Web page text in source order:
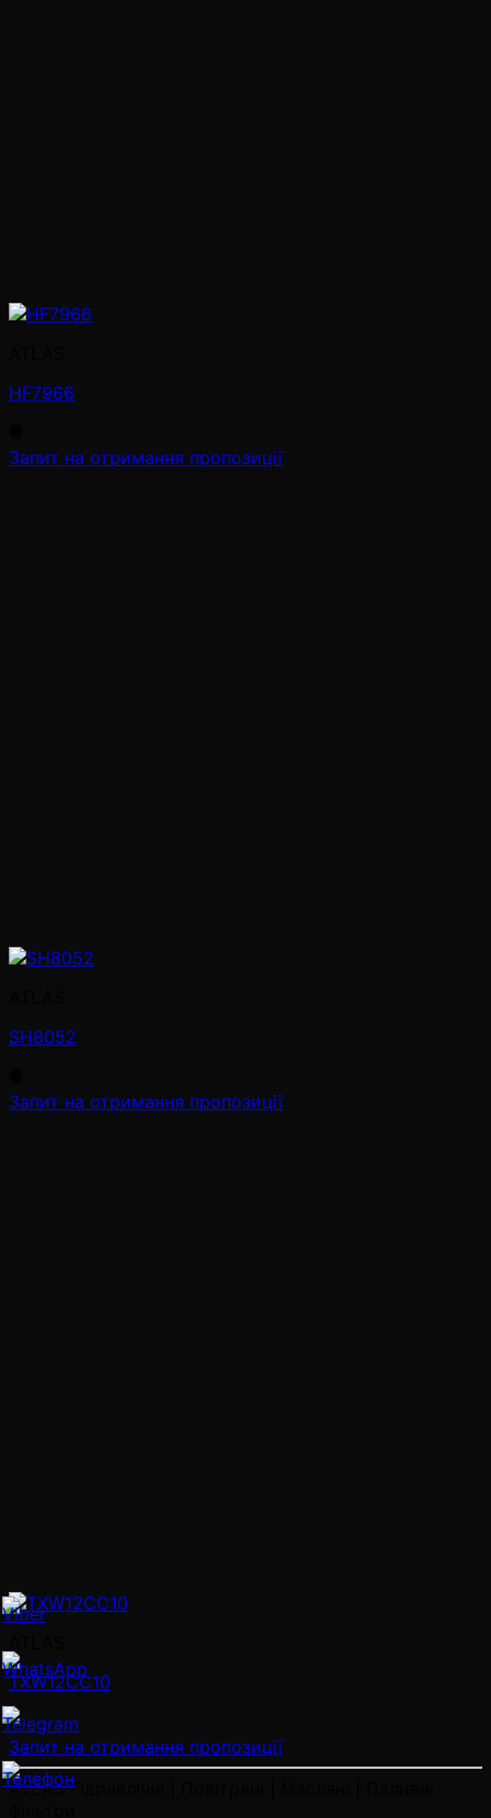
HF7966
Запит на отримання пропозиції
SH8052
Запит на отримання пропозиції
TXW12CC10
Запит на отримання пропозиції
ATLAS Гідравлічні | Повітряні | Масляні | Паливні